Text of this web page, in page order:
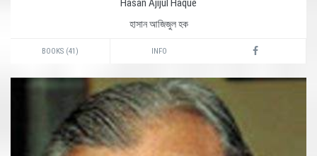
Hasan Ajijul Haque
হাসান আজিজুল হক
BOOKS (41) INFO